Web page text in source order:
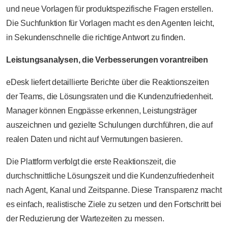
und neue Vorlagen für produktspezifische Fragen erstellen.
Die Suchfunktion für Vorlagen macht es den Agenten leicht,
in Sekundenschnelle die richtige Antwort zu finden.
Leistungsanalysen, die Verbesserungen vorantreiben
eDesk liefert detaillierte Berichte über die Reaktionszeiten
der Teams, die Lösungsraten und die Kundenzufriedenheit.
Manager können Engpässe erkennen, Leistungsträger
auszeichnen und gezielte Schulungen durchführen, die auf
realen Daten und nicht auf Vermutungen basieren.
Die Plattform verfolgt die erste Reaktionszeit, die
durchschnittliche Lösungszeit und die Kundenzufriedenheit
nach Agent, Kanal und Zeitspanne. Diese Transparenz macht
es einfach, realistische Ziele zu setzen und den Fortschritt bei
der Reduzierung der Wartezeiten zu messen.